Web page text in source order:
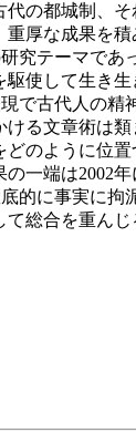
の都城制、
厚な成果を
究テーマであ
使して生き
で古代人の精
る文章術は
のように位
一端は2002
的に事実に拘
総合を重ん